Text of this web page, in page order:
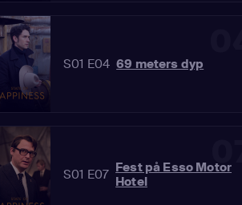
S01 E04 69 meters dyp
07
S01 E07 Fest på Esso Motor
Hotel